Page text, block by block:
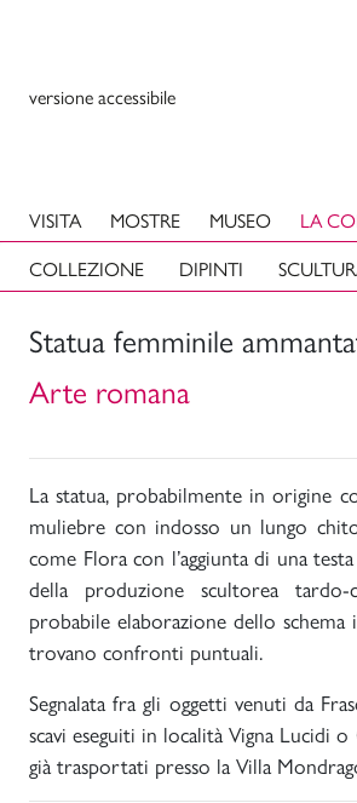
versione accessibile
VISITA MOSTRE MUSEO
LA
COLLEZIONE
DIPINTI
Statua femminile
Arte romana
La statua, probabilmente in origine
muliebre con indosso un lungo
come Flora con l’aggiunta di una
della produzione scultorea tardo-
probabile elaborazione dello
trovano confronti puntuali.
Segnalata fra gli oggetti venuti da
scavi eseguiti in località Vigna Lucidi
già trasportati presso la Villa